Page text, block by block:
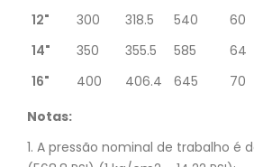
12"
300 318.5 540 60
14"
350 355.5 585 64
16"
400 406.4 645 70
Notas:
1. A pressão nominal de trabalho é